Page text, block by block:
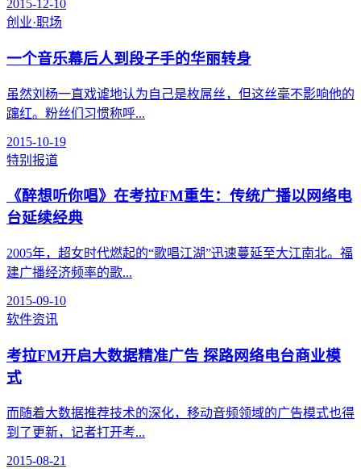
2015-12-10
创业·职场
一个音乐幕后人到段子手的华丽转身
虽然刘杨一直戏谑地认为自己是枚屌丝，但这丝毫不影响他的
蹿红。粉丝们习惯称呼...
2015-10-19
特别报道
《醉想听你唱》在考拉FM重生：传统广播以网络电
台延续经典
2005年，超女时代燃起的“歌唱江湖”迅速蔓延至大江南北。福
建广播经济频率的歌...
2015-09-10
软件资讯
考拉FM开启大数据精准广告 探路网络电台商业模
式
而随着大数据推荐技术的深化，移动音频领域的广告模式也得
到了更新，记者打开考...
2015-08-21